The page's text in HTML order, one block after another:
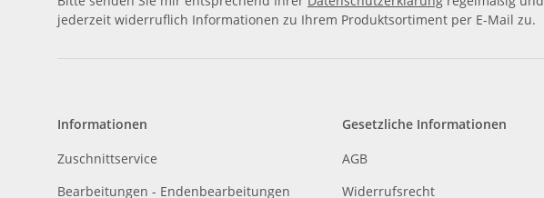
jederzeit widerruflich Informationen zu Ihrem Produktsortiment per E-Mail zu.
Informationen
Zuschnittservice
Bearbeitungen - Endenbearbeitungen
Gesetzliche Informationen
AGB
Widerrufsrecht